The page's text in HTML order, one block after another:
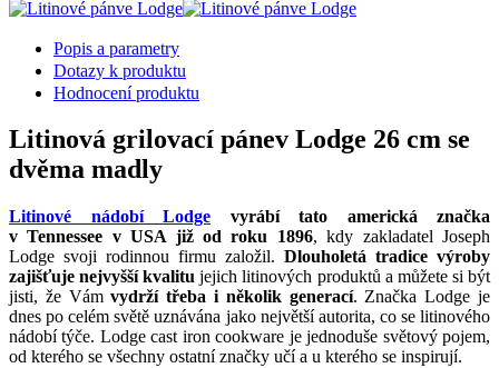
Popis a parametry
Dotazy k produktu
Hodnocení produktu
Litinová grilovací pánev Lodge 26 cm se
dvěma madly
Litinové nádobí Lodge vyrábí tato americká značka
v Tennessee v USA již od roku 1896, kdy zakladatel Joseph
Lodge svoji rodinnou firmu založil. Dlouholetá tradice výroby
zajišťuje nejvyšší kvalitu jejich litinových produktů a můžete si být
jisti, že Vámvydrží třeba i několik generací. Značka Lodge je
dnes po celém světě uznávána jako největší autorita, co se litinového
nádobí týče. Lodge cast iron cookware je jednoduše světový pojem,
od kterého se všechny ostatní značky učí a u kterého se inspirují.